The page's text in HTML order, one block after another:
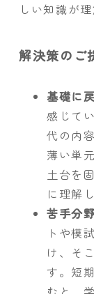
しい知識が
解決策のご
基礎に
感じて
代の内
薄い単
土台を
に理解
苦手分
トや模
け、そ
す。短